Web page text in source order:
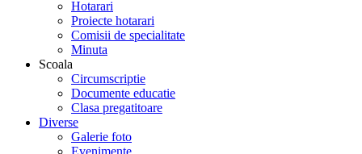
Hotarari
Proiecte hotarari
Comisii de specialitate
Minuta
Scoala
Circumscriptie
Documente educatie
Clasa pregatitoare
Diverse
Galerie foto
Evenimente